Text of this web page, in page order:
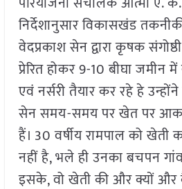
निर्देशानुसार विकासखंड
वेदप्रकाश सेन द्वारा कृषक
प्रेरित होकर 9-10 बीघा जमीन
एवं नर्सरी तैयार कर रहे हे उन्होंने
सेन समय-समय पर खेत पर आकर
हैं। 30 वर्षीय रामपाल को
नहीं है, भले ही उनका बचपन
इसके, वो खेती की और क्यों